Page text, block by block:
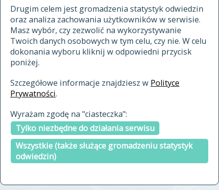
Drugim celem jest gromadzenia statystyk odwiedzin
oraz analiza zachowania użytkowników w serwisie.
Masz wybór, czy zezwolić na wykorzystywanie
Twoich danych osobowych w tym celu, czy nie. W celu
dokonania wyboru kliknij w odpowiedni przycisk
poniżej.
Szczegółowe informacje znajdziesz w Polityce
Prywatności.
Wyrażam zgodę na "ciasteczka":
Tylko niezbędne do działania serwisu
Wszystkie (także służące gromadzeniu statystyk
odwiedzin)
materiały archiwalne
cytowanie
kontakt
indeksie
a fronte
a tergo